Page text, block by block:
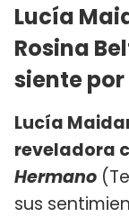
Lucía
Rosina
siente
Lucía
reveladora
Hermano
sus